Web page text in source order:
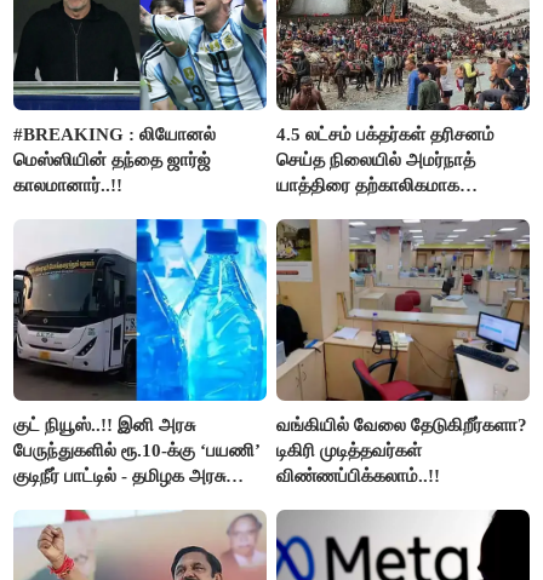
#BREAKING : லியோனல்
மெஸ்ஸியின் தந்தை ஜார்ஜ்
காலமானார்..!!
4.5 லட்சம் பக்தர்கள் தரிசனம்
செய்த நிலையில் அமர்நாத்
யாத்திரை தற்காலிகமாக
குட் நியூஸ்..!! இனி அரசு
பேருந்துகளில் ரூ.10-க்கு ‘பயணி’
குடிநீர் பாட்டில் - தமிழக அரசு
வங்கியில் வேலை தேடுகிறீர்களா?
டிகிரி முடித்தவர்கள்
விண்ணப்பிக்கலாம்..!!